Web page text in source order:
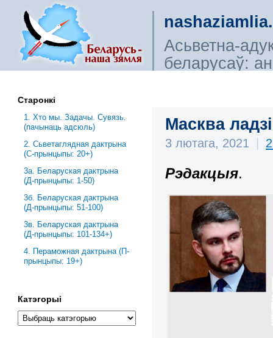
Асьветна-
беларусаў:
Масква
3 лютага, 2021 |
Рэдакцыя.
Старонкі
1. Хто мы. Задачы. Сувязь.
(пачынаць адсюль)
2. Сьветаглядная дактрына
(С-прынцыпы: 20+)
3a. Беларуская дактрына
(Д-прынцыпы: 1-50)
3б. Беларуская дактрына
(Д-прынцыпы: 51-100)
3в. Беларуская дактрына
(Д-прынцыпы: 101-134+)
4. Пераможная дактрына (П-
прынцыпы: 19+)
Катэгорыі